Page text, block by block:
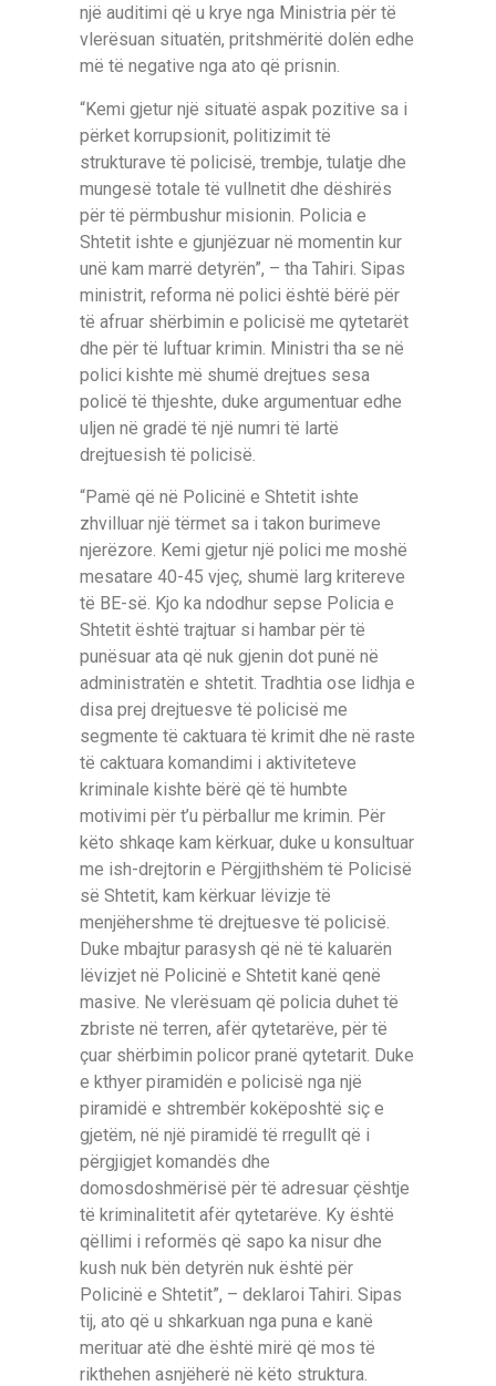
një auditimi që u krye nga Ministria për të
vlerësuan situatën, pritshmëritë dolën edhe
më të negative nga ato që prisnin.
“Kemi gjetur një situatë aspak pozitive sa i
përket korrupsionit, politizimit të
strukturave të policisë, trembje, tulatje dhe
mungesë totale të vullnetit dhe dëshirës
për të përmbushur misionin. Policia e
Shtetit ishte e gjunjëzuar në momentin kur
unë kam marrë detyrën”, – tha Tahiri. Sipas
ministrit, reforma në polici është bërë për
të afruar shërbimin e policisë me qytetarët
dhe për të luftuar krimin. Ministri tha se në
polici kishte më shumë drejtues sesa
policë të thjeshte, duke argumentuar edhe
uljen në gradë të një numri të lartë
drejtuesish të policisë.
“Pamë që në Policinë e Shtetit ishte
zhvilluar një tërmet sa i takon burimeve
njerëzore. Kemi gjetur një polici me moshë
mesatare 40-45 vjeç, shumë larg kritereve
të BE-së. Kjo ka ndodhur sepse Policia e
Shtetit është trajtuar si hambar për të
punësuar ata që nuk gjenin dot punë në
administratën e shtetit. Tradhtia ose lidhja e
disa prej drejtuesve të policisë me
segmente të caktuara të krimit dhe në raste
të caktuara komandimi i aktiviteteve
kriminale kishte bërë që të humbte
motivimi për t’u përballur me krimin. Për
këto shkaqe kam kërkuar, duke u konsultuar
me ish-drejtorin e Përgjithshëm të Policisë
së Shtetit, kam kërkuar lëvizje të
menjëhershme të drejtuesve të policisë.
Duke mbajtur parasysh që në të kaluarën
lëvizjet në Policinë e Shtetit kanë qenë
masive. Ne vlerësuam që policia duhet të
zbriste në terren, afër qytetarëve, për të
çuar shërbimin policor pranë qytetarit. Duke
e kthyer piramidën e policisë nga një
piramidë e shtrembër kokëposhtë siç e
gjetëm, në një piramidë të rregullt që i
përgjigjet komandës dhe
domosdoshmërisë për të adresuar çështje
të kriminalitetit afër qytetarëve. Ky është
qëllimi i reformës që sapo ka nisur dhe
kush nuk bën detyrën nuk është për
Policinë e Shtetit”, – deklaroi Tahiri. Sipas
tij, ato që u shkarkuan nga puna e kanë
merituar atë dhe është mirë që mos të
rikthehen asnjëherë në këto struktura.